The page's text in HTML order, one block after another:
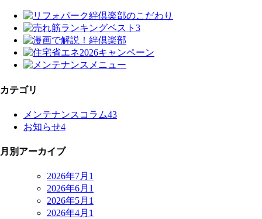
カテゴリ
メンテナンスコラム43
お知らせ4
月別アーカイブ
2026年7月 1
2026年6月 1
2026年5月 1
2026年4月 1